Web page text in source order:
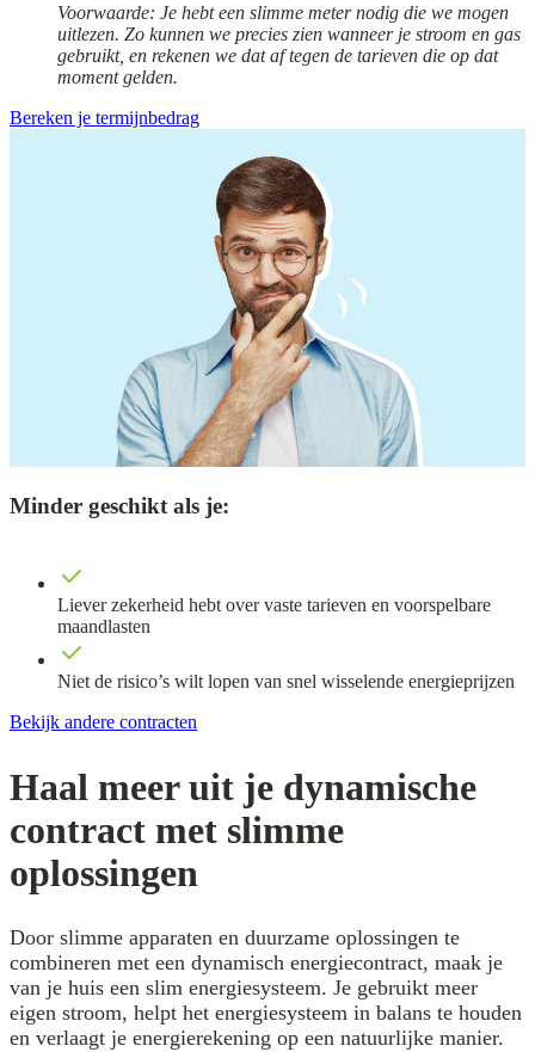
Voorwaarde: Je hebt een slimme meter nodig die we mogen
uitlezen. Zo kunnen we precies zien wanneer je stroom en gas
gebruikt, en rekenen we dat af tegen de tarieven die op dat
moment gelden.
Bereken je termijnbedrag
Minder geschikt als je:
Liever zekerheid hebt over vaste tarieven en voorspelbare
maandlasten
Niet de risico’s wilt lopen van snel wisselende energieprijzen
Bekijk andere contracten
Haal meer uit je dynamische
contract met slimme
oplossingen
Door slimme apparaten en duurzame oplossingen te
combineren met een dynamisch energiecontract, maak je
van je huis een slim energiesysteem. Je gebruikt meer
eigen stroom, helpt het energiesysteem in balans te houden
en verlaagt je energierekening op een natuurlijke manier.